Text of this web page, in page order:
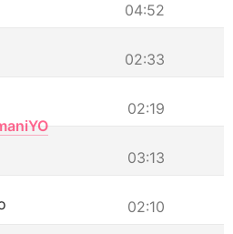
04:52
02:33
02:19
03:13
02:10